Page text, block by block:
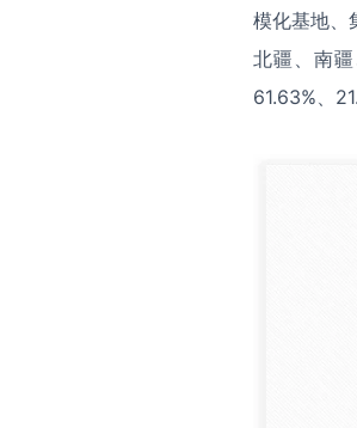
模化基地、
北疆、南
61.63%、